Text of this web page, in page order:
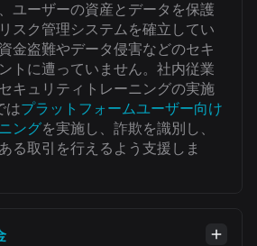
ユーザーの資産とデータを保護
スク管理システムを確立してい
金盗難やデータ侵害などのセキ
トに遭っていません。社内従業
キュリティトレーニングの実施
はプラットフォームユーザー向け
ングを実施し、詐欺を識別し、
る取引を行えるよう支援しま